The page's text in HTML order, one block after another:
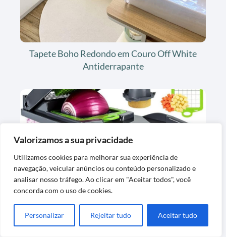
Valorizamos a sua privacidade
Utilizamos cookies para melhorar sua experiência de
navegação, veicular anúncios ou conteúdo personalizado e
analisar nosso tráfego. Ao clicar em "Aceitar todos", você
concorda com o uso de cookies.
Personalizar Rejeitar tudo Aceitar tudo
Tapete Boho Redondo em Couro Off White
Antiderrapante
Cortador e Fatiador para Alimentos em Aço
Inox Premium